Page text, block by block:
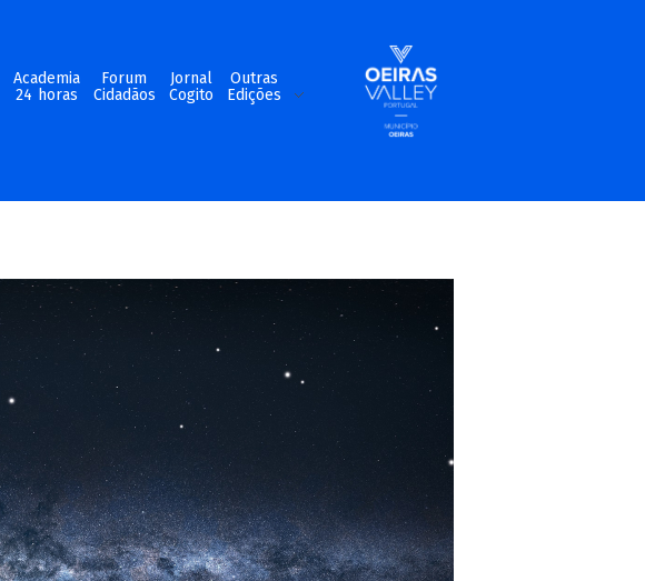
Academia
24 horas
Forum
Cidadãos
Jornal
Cogito
Outras
Edições